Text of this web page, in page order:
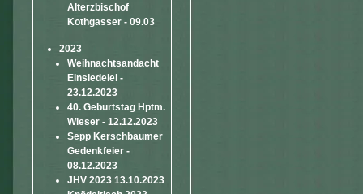
Alterzbischof
Kothgasser - 09.03
2023
Weihnachtsandacht
Einsiedelei -
23.12.2023
40. Geburtstag Hptm.
Wieser - 12.12.2023
Sepp Kerschbaumer
Gedenkfeier -
08.12.2023
JHV 2023 13.10.2023